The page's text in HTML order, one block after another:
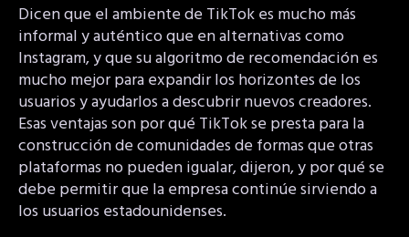
Dicen que el ambiente de TikTok es mucho más
informal y auténtico que en alternativas como
Instagram, y que su algoritmo de recomendación es
mucho mejor para expandir los horizontes de los
usuarios y ayudarlos a descubrir nuevos creadores.
Esas ventajas son por qué TikTok se presta para la
construcción de comunidades de formas que otras
plataformas no pueden igualar, dijeron, y por qué se
debe permitir que la empresa continúe sirviendo a
los usuarios estadounidenses.